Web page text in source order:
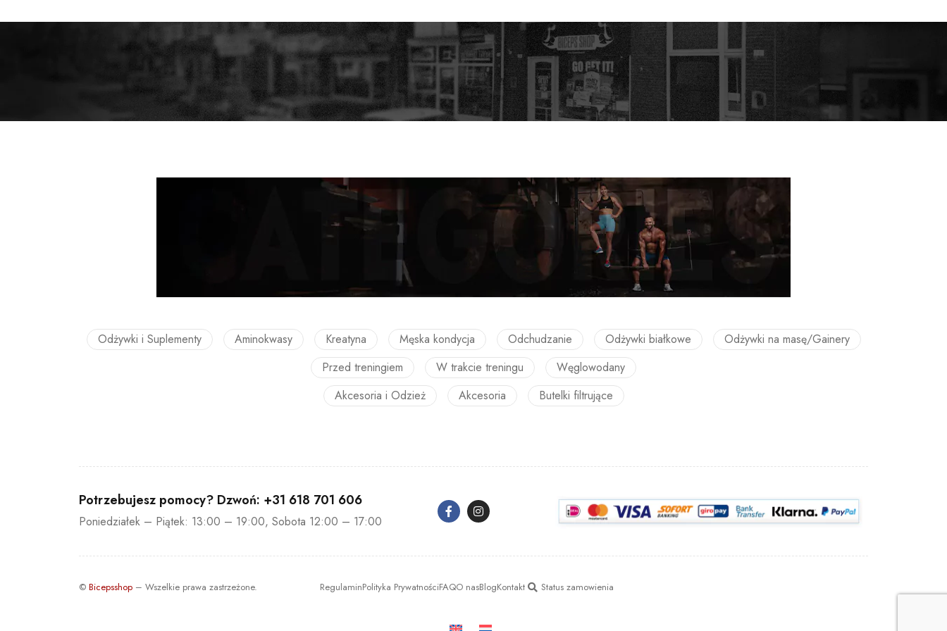
Odżywki i Suplementy Aminokwasy Kreatyna Męska kondycja Odchudzanie Odżywki białkowe
Odżywki na masę/Gainery
Przed treningiem
W trakcie treningu
Węglowodany
Akcesoria i Odzież
Akcesoria Butelki filtrujące
Potrzebujesz pomocy? Dzwoń: +31 618 701 606
Poniedziałek – Piątek: 13:00 – 19:00, Sobota 12:00 – 17:00
© Bicepsshop – Wszelkie prawa zastrzeżone. RegulaminPolityka PrywatnościFAQO nasBlogKontakt Status zamowienia